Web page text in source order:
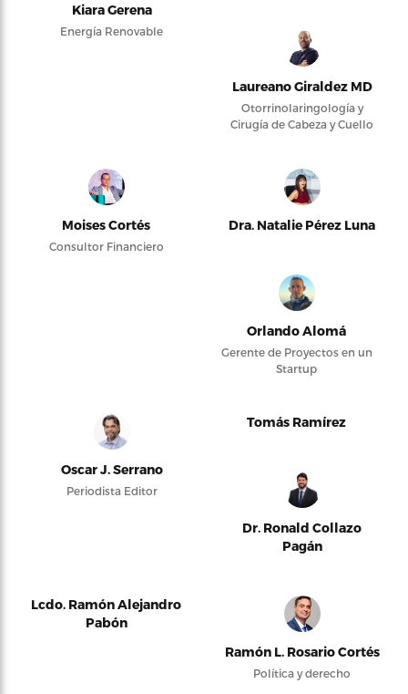
Kiara Gerena
Energía Renovable
Laureano Giraldez MD
Otorrinolaringología y
Cirugía de Cabeza y Cuello
Moises Cortés
Consultor Financiero
Dra. Natalie Pérez Luna
Orlando Alomá
Gerente de Proyectos en un
Startup
Oscar J. Serrano
Periodista Editor
Tomás Ramírez
Dr. Ronald Collazo
Pagán
Lcdo. Ramón Alejandro
Pabón
Ramón L. Rosario Cortés
Política y derecho